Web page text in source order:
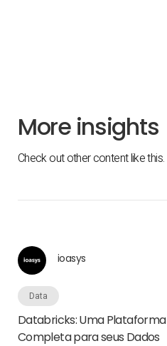
More insights
Check out other content like this.
ioasys
Data
Databricks: Uma Plataforma
Completa para seus Dados